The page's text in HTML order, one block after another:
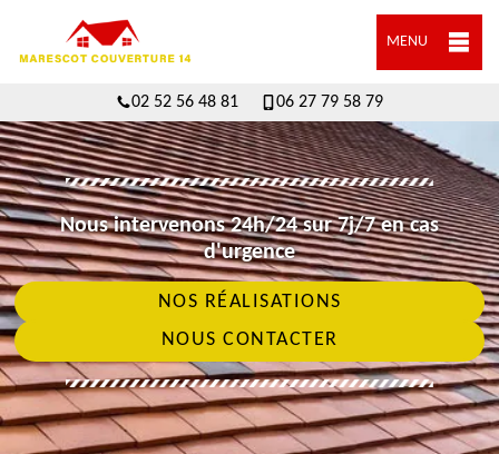
MENU
02 52 56 48 81 06 27 79 58 79
Nous intervenons 24h/24 sur 7j/7 en cas
d'urgence
NOS RÉALISATIONS
NOUS CONTACTER